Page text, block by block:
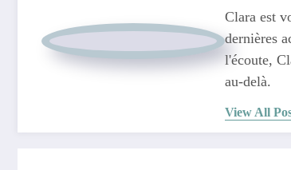
Clara est
dernières
l'écoute,
au-delà.
View All